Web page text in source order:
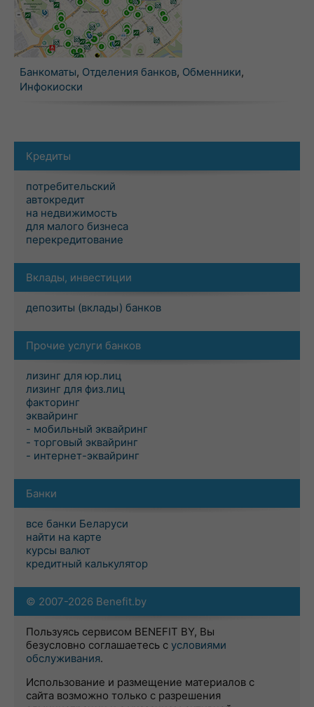
Банкоматы, Отделения банков, Обменники,
Инфокиоски
Кредиты
потребительский
автокредит
на недвижимость
для малого бизнеса
перекредитование
Вклады, инвестиции
депозиты (вклады) банков
Прочие услуги банков
лизинг для юр.лиц
лизинг для физ.лиц
факторинг
эквайринг
- мобильный эквайринг
- торговый эквайринг
- интернет-эквайринг
Банки
все банки Беларуси
найти на карте
курсы валют
кредитный калькулятор
© 2007-2026 Benefit.by
Пользуясь сервисом BENEFIT BY, Вы
безусловно соглашаетесь с условиями
обслуживания.
Использование и размещение материалов с
сайта возможно только с разрешения